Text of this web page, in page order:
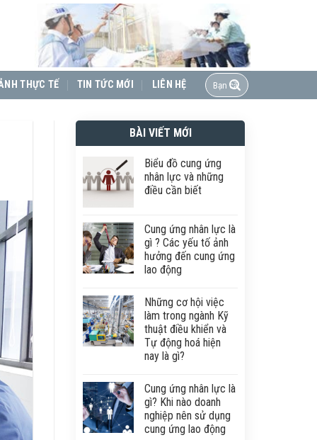
THỰC TẾ TIN TỨC MỚI LIÊN HỆ
BÀI VIẾT MỚI
Biểu đồ cung ứng
nhân lực và những
điều cần biết
Cung ứng nhân lực là
gì ? Các yếu tố ảnh
hưởng đến cung ứng
lao động
Những cơ hội việc
làm trong ngành Kỹ
thuật điều khiển và
Tự động hoá hiện
nay là gì?
Cung ứng nhân lực là
gì? Khi nào doanh
nghiệp nên sử dụng
cung ứng lao động